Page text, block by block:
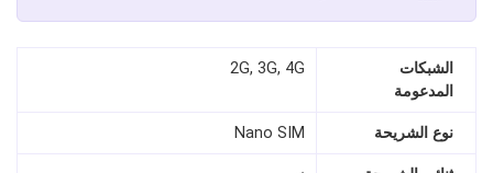
الشبكات
المدعومة
2G, 3G, 4G
نوع الشريحة Nano SIM